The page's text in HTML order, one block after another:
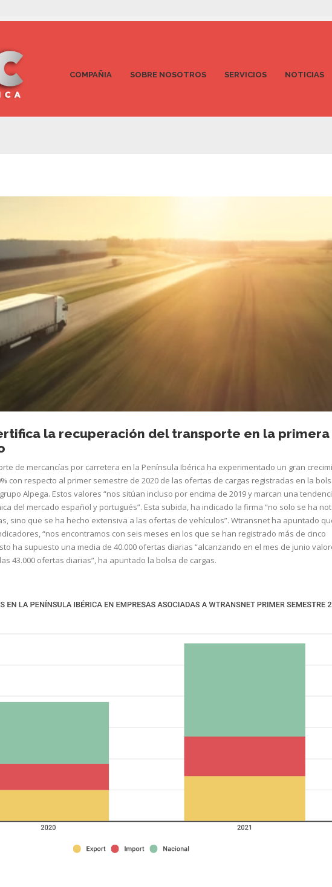
COMPAÑIA SOBRE NOSOTROS SERVICIOS NOTICIAS
la recuperación del transporte en la primera
de mercancías por carretera en la Península Ibérica ha experimentado un gran
con respecto al primer semestre de 2020 de las ofertas de cargas registradas en la
Alpega. Estos valores “nos sitúan incluso por encima de 2019 y marcan una
del mercado español y portugués”. Esta subida, ha indicado la firma “no solo se ha
sino que se ha hecho extensiva a las ofertas de vehículos”. Wtransnet ha apuntado
“nos encontramos con seis meses en los que se han registrado más de cinco
ha supuesto una media de 40.000 ofertas diarias “alcanzando en el mes de junio
43.000 ofertas diarias”, ha apuntado la bolsa de cargas.